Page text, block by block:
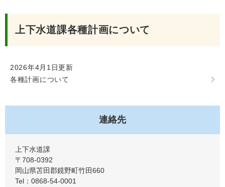
上下水道課各種計画について
2026年4月1日更新
各種計画について
連絡先
上下水道課
〒708-0392
岡山県苫田郡鏡野町竹田660
Tel：0868-54-0001